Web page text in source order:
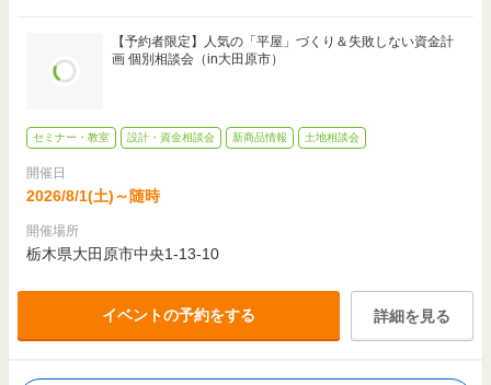
【予約者限定】人気の「平屋」づくり＆失敗しない資金計
画 個別相談会（in大田原市）
セミナー・教室 設計・資金相談会 新商品情報 土地相談会
開催日
2026/8/1(土)～随時
開催場所
栃木県大田原市中央1-13-10
イベントの予約をする 詳細を見る